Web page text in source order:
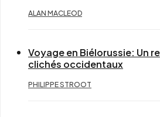
ALAN MACLEOD
Voyage en Biélorussie: Un
clichés occidentaux
PHILIPPE STROOT